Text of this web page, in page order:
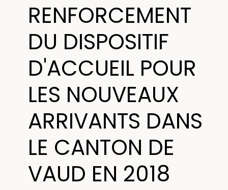
RENFORCEMENT
DU DISPOSITIF
D'ACCUEIL POUR
LES NOUVEAUX
ARRIVANTS DANS
LE CANTON DE
VAUD EN 2018